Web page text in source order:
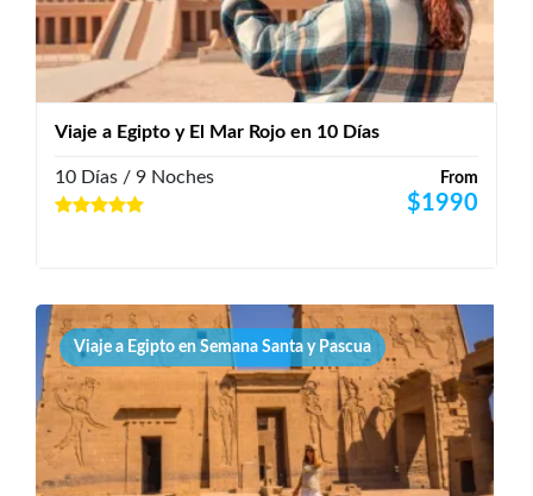
Viaje a Egipto y El Mar Rojo en 10 Días
From
$1990
10 Días / 9 Noches
Viaje a Egipto en Semana Santa y Pascua